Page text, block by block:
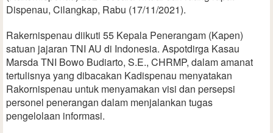
Dispenau, Cilangkap, Rabu (17/11/2021).
Rakernispenau diikuti 55 Kepala Penerangam (Kapen)
satuan jajaran TNI AU di Indonesia. Aspotdirga Kasau
Marsda TNI Bowo Budiarto, S.E., CHRMP, dalam amanat
tertulisnya yang dibacakan Kadispenau menyatakan
Rakornispenau untuk menyamakan visi dan persepsi
personel penerangan dalam menjalankan tugas
pengelolaan informasi.